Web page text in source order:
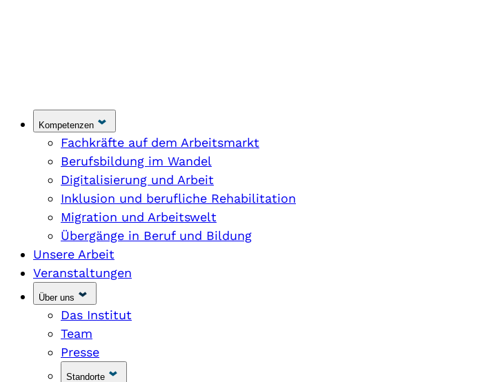
Kompetenzen
Fachkräfte auf dem Arbeitsmarkt
Berufsbildung im Wandel
Digitalisierung und Arbeit
Inklusion und berufliche Rehabilitation
Migration und Arbeitswelt
Übergänge in Beruf und Bildung
Unsere Arbeit
Veranstaltungen
Über uns
Das Institut
Team
Presse
Standorte